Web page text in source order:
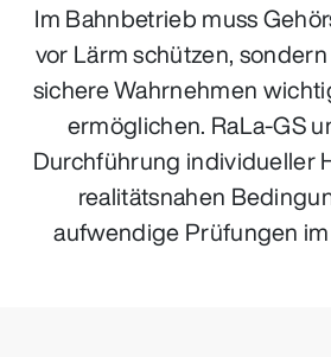
Im Bahnbetrieb muss
vor Lärm schützen,
sichere Wahrnehmen
ermöglichen. RaLa-GS
Durchführung individueller
realitätsnahen
aufwendige Prüfungen